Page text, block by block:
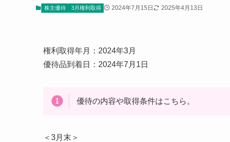
株主優待 3月権利取得 2024年7月15日 2025年4月13日
権利取得年月：2024年3月
優待品到着日：2024年7月1日
優待の内容や取得条件はこちら。
＜3月末＞